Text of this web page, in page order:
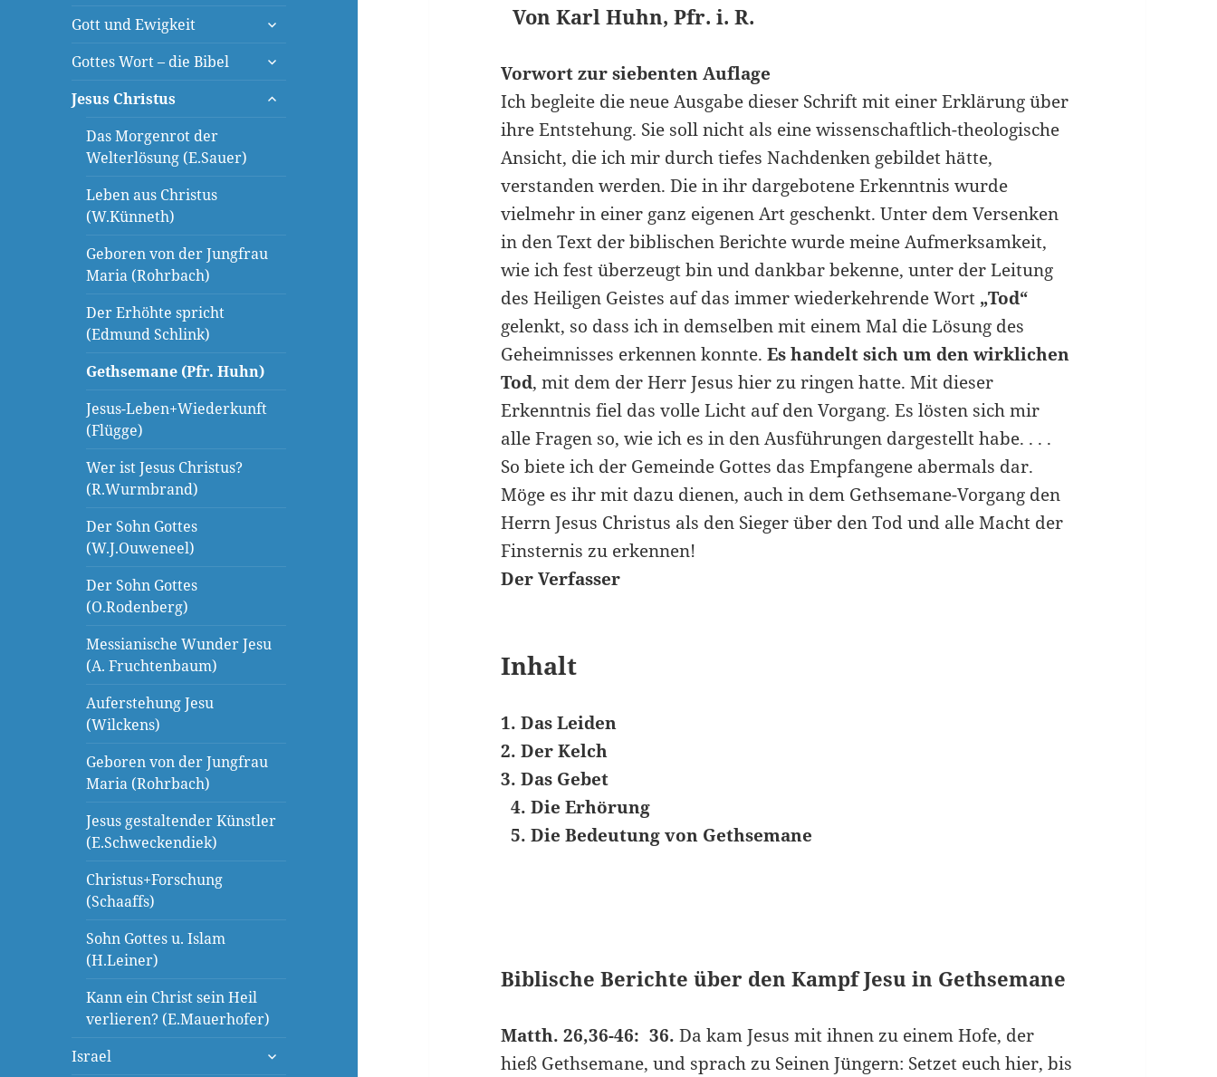
Gott und Ewigkeit
untermenü
Gottes Wort – die Bibel
untermenü
Jesus Christus
untermenü
Das Morgenrot der
Welterlösung (E.Sauer)
Leben aus Christus
(W.Künneth)
Geboren von der Jungfrau
Maria (Rohrbach)
Der Erhöhte spricht
(Edmund Schlink)
Gethsemane (Pfr. Huhn)
Jesus-Leben+Wiederkunft
(Flügge)
Wer ist Jesus Christus?
(R.Wurmbrand)
Der Sohn Gottes
(W.J.Ouweneel)
Der Sohn Gottes
(O.Rodenberg)
Messianische Wunder Jesu
(A. Fruchtenbaum)
Auferstehung Jesu
(Wilckens)
Geboren von der Jungfrau
Maria (Rohrbach)
Jesus gestaltender Künstler
(E.Schweckendiek)
Christus+Forschung
(Schaaffs)
Sohn Gottes u. Islam
(H.Leiner)
Kann ein Christ sein Heil
verlieren? (E.Mauerhofer)
Israel
untermenü
Von Karl Huhn, Pfr. i. R.
Vorwort zur siebenten Auflage
Ich begleite die neue Ausgabe dieser Schrift mit einer Erklärung über
ihre Entstehung. Sie soll nicht als eine wissenschaftlich-theologische
Ansicht, die ich mir durch tiefes Nachdenken gebildet hätte,
verstanden werden. Die in ihr dargebotene Erkenntnis wurde
vielmehr in einer ganz eigenen Art geschenkt. Unter dem Versenken
in den Text der biblischen Berichte wurde meine Aufmerksamkeit,
wie ich fest überzeugt bin und dankbar bekenne, unter der Leitung
des Heiligen Geistes auf das immer wiederkehrende Wort „Tod“
gelenkt, so dass ich in demselben mit einem Mal die Lösung des
Geheimnisses erkennen konnte.Es handelt sich um den wirklichen
Tod, mit dem der Herr Jesus hier zu ringen hatte. Mit dieser
Erkenntnis fiel das volle Licht auf den Vorgang. Es lösten sich mir
alle Fragen so, wie ich es in den Ausführungen dargestellt habe. . . .
So biete ich der Gemeinde Gottes das Empfangene abermals dar.
Möge es ihr mit dazu dienen, auch in dem Gethsemane-Vorgang den
Herrn Jesus Christus als den Sieger über den Tod und alle Macht der
Finsternis zu erkennen!
Der Verfasser
Inhalt
1. Das Leiden
2. Der Kelch
3. Das Gebet
4. Die Erhörung
5. Die Bedeutung von Gethsemane
Biblische Berichte über den Kampf Jesu in Gethsemane
Matth. 26,36-46: 36. Da kam Jesus mit ihnen zu einem Hofe, der
hieß Gethsemane, und sprach zu Seinen Jüngern: Setzet euch hier, bis